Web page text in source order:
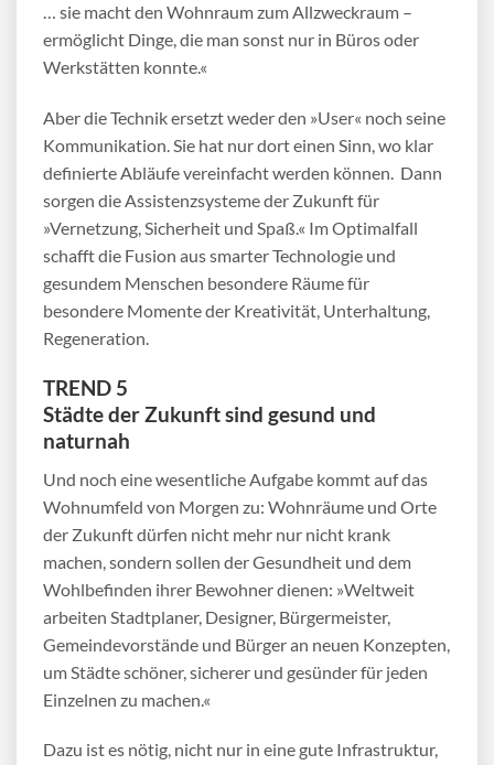
… sie macht den Wohnraum zum Allzweckraum –
ermöglicht Dinge, die man sonst nur in Büros oder
Werkstätten konnte.«
Aber die Technik ersetzt weder den »User« noch seine
Kommunikation. Sie hat nur dort einen Sinn, wo klar
definierte Abläufe vereinfacht werden können. Dann
sorgen die Assistenzsysteme der Zukunft für
»Vernetzung, Sicherheit und Spaß.« Im Optimalfall
schafft die Fusion aus smarter Technologie und
gesundem Menschen besondere Räume für
besondere Momente der Kreativität, Unterhaltung,
Regeneration.
TREND 5
Städte der Zukunft sind gesund und
naturnah
Und noch eine wesentliche Aufgabe kommt auf das
Wohnumfeld von Morgen zu: Wohnräume und Orte
der Zukunft dürfen nicht mehr nur nicht krank
machen, sondern sollen der Gesundheit und dem
Wohlbefinden ihrer Bewohner dienen: »Weltweit
arbeiten Stadtplaner, Designer, Bürgermeister,
Gemeindevorstände und Bürger an neuen Konzepten,
um Städte schöner, sicherer und gesünder für jeden
Einzelnen zu machen.«
Dazu ist es nötig, nicht nur in eine gute Infrastruktur,